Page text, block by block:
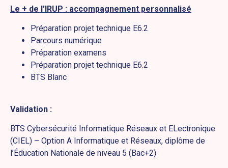
Le + de l’IRUP : accompagnement personnalisé
Préparation projet technique E6.2
Parcours numérique
Préparation examens
Préparation projet technique E6.2
BTS Blanc
Validation :
BTS Cybersécurité Informatique Réseaux et ELectronique
(CIEL) – Option A Informatique et Réseaux, diplôme de
l’Éducation Nationale de niveau 5 (Bac+2)